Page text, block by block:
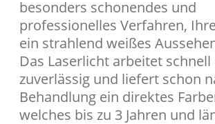
besonders schonendes und
professionelles Verfahren,
ein strahlend weißes
Das Laserlicht arbeitet schnell
zuverlässig und liefert schon
Behandlung ein direktes
welches bis zu 3 Jahren und